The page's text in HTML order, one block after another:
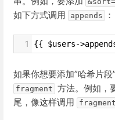
如下方式调用
appends ：
1 {{ $users-
如果你想要添加”哈希片
fragment 方法。例如，
尾，像这样调用
fragment